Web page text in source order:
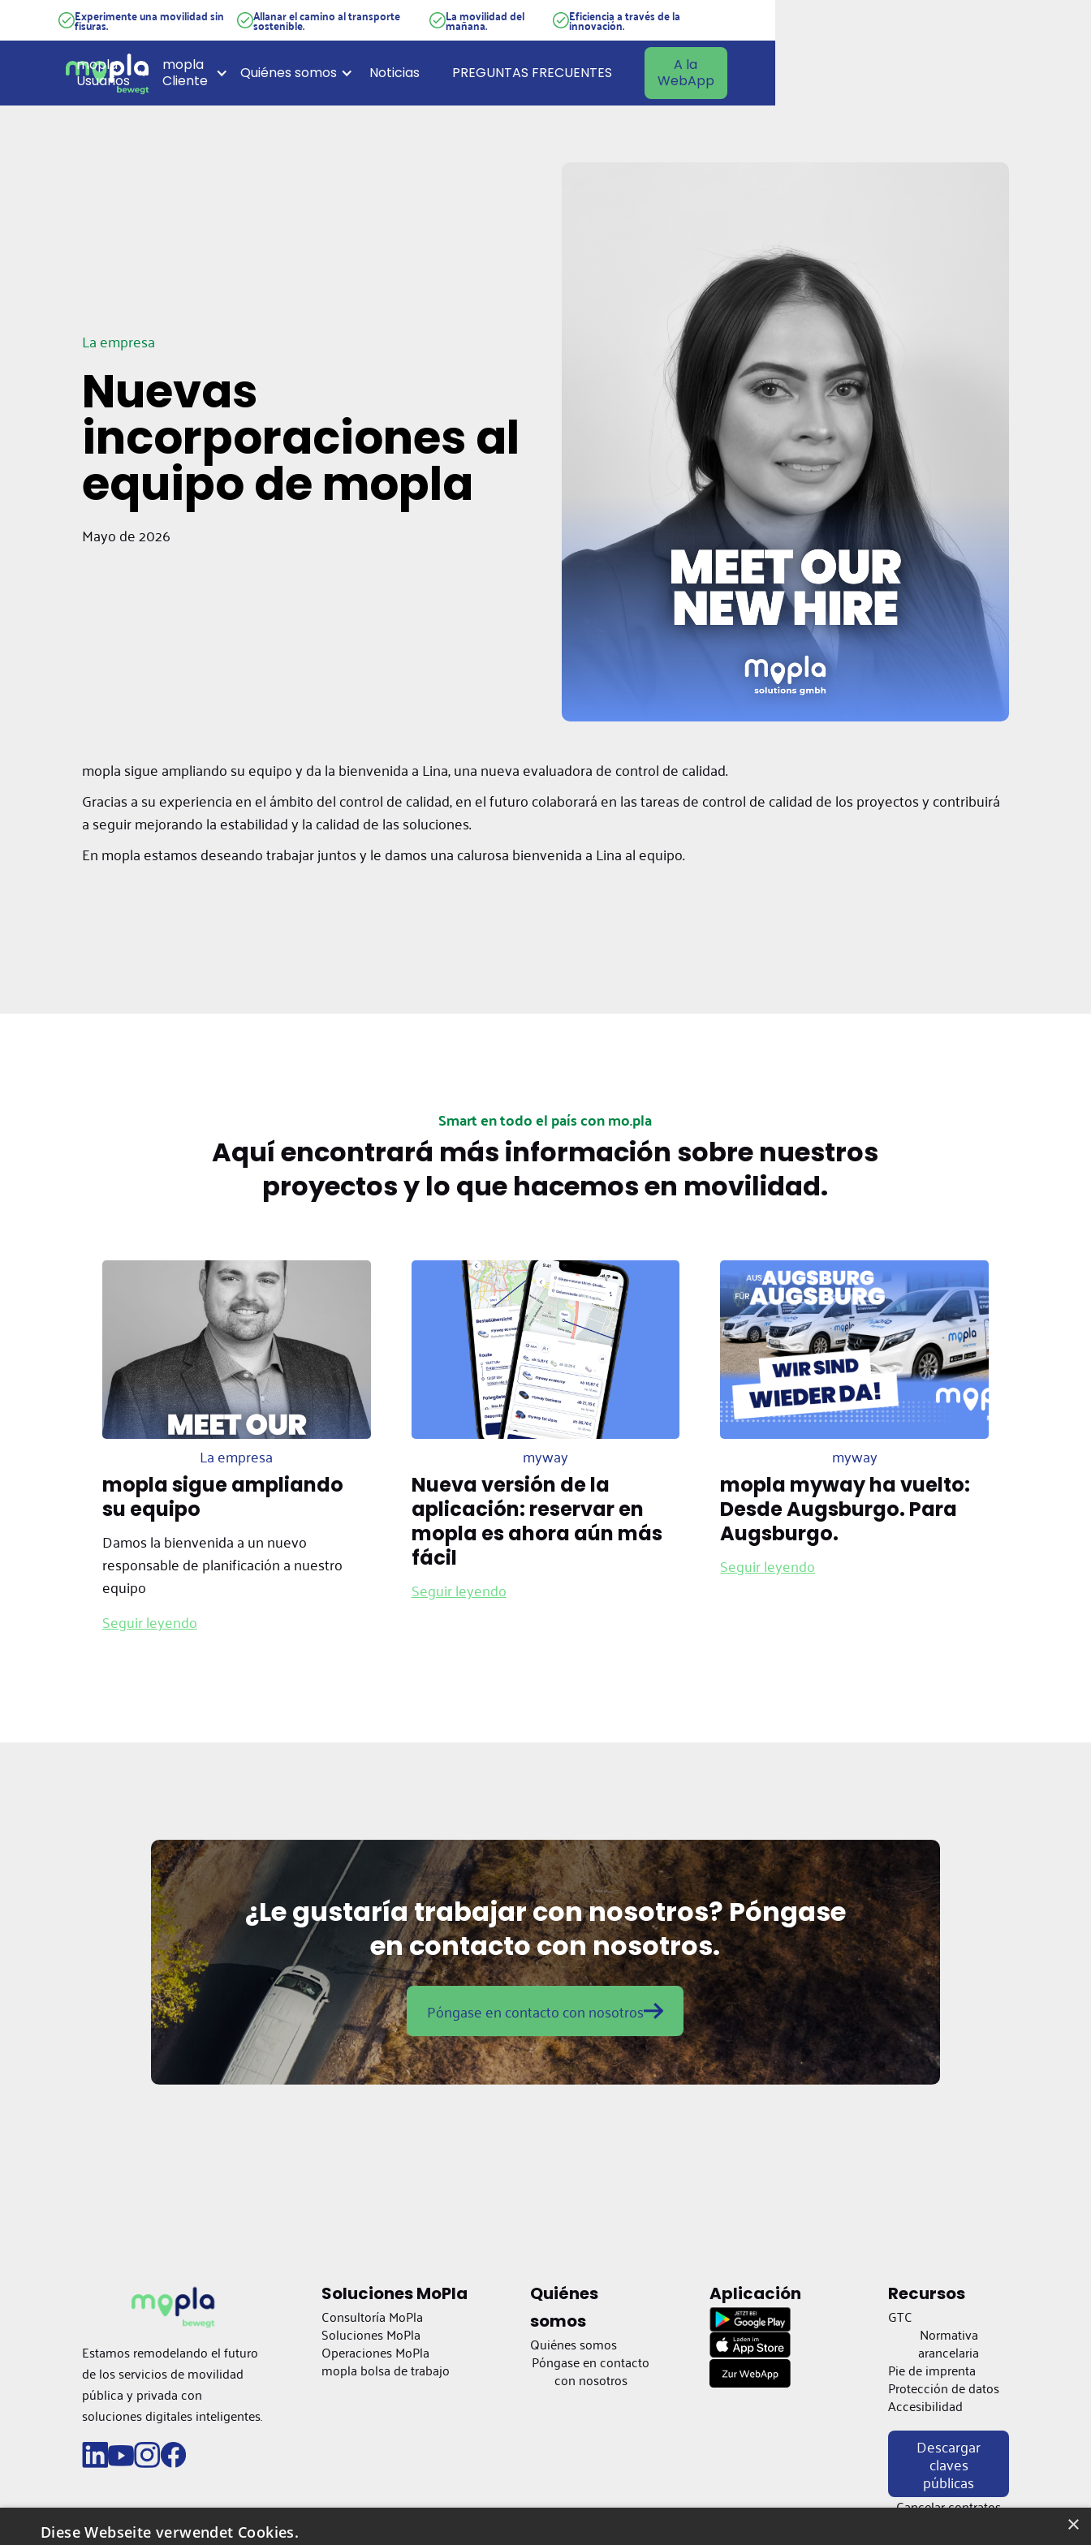
Experimente una movilidad sin
fisuras. Allanar el camino al transporte
sostenible. La movilidad del
mañana. Eficiencia a través de la
innovación.
mopla
Usuarios
mopla
Cliente
Quiénes somos Noticias PREGUNTAS FRECUENTES
A la
WebApp
La empresa
Nuevas
incorporaciones al
equipo de mopla
Mayo de 2026
mopla sigue ampliando su equipo y da la bienvenida a Lina, una nueva evaluadora de control de calidad.
Gracias a su experiencia en el ámbito del control de calidad, en el futuro colaborará en las tareas de control de calidad de los proyectos y contribuirá
a seguir mejorando la estabilidad y la calidad de las soluciones.
En mopla estamos deseando trabajar juntos y le damos una calurosa bienvenida a Lina al equipo.
Smart en todo el país con mo.pla
Aquí encontrará más información sobre nuestros
proyectos y lo que hacemos en movilidad.
La empresa
mopla sigue ampliando
su equipo
Damos la bienvenida a un nuevo
responsable de planificación a nuestro
equipo
Seguir leyendo
myway
Nueva versión de la
aplicación: reservar en
mopla es ahora aún más
fácil
Seguir leyendo
myway
mopla myway ha vuelto:
Desde Augsburgo. Para
Augsburgo.
Seguir leyendo
¿Le gustaría trabajar con nosotros? Póngase
en contacto con nosotros.
Póngase en contacto con nosotros
Estamos remodelando el futuro
de los servicios de movilidad
pública y privada con
soluciones digitales inteligentes.
Soluciones MoPla
Consultoría MoPla
Soluciones MoPla
Operaciones MoPla
mopla bolsa de trabajo
Quiénes
somos
Quiénes somos
Póngase en contacto
con nosotros
Aplicación
Recursos
GTC
Normativa
arancelaria
Pie de imprenta
Protección de datos
Accesibilidad
Descargar
claves
públicas
Cancelar contratos
×
Diese Webseite verwendet Cookies.